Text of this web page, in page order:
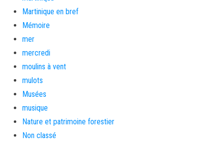
Martinique en bref
Mémoire
mer
mercredi
moulins à vent
mulots
Musées
musique
Nature et patrimoine forestier
Non classé